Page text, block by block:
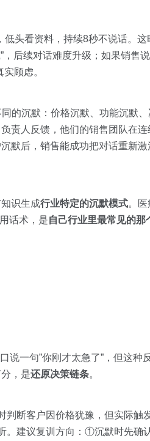
头看资料，持续8秒不说话。这
后续对话难度升级；如果销售说
顾虑。
的沉默：价格沉默、功能沉默、
责人反馈，他们的销售团队在连
默后，销售能成功把对话重新激
识生成行业特定的沉默模式。医
话术，是自己行业里最常见的那
说一句”你刚才太急了”，但这种
，是还原决策链条。
判断客户因价格犹豫，但实际触
。建议复训方向：①沉默时先确